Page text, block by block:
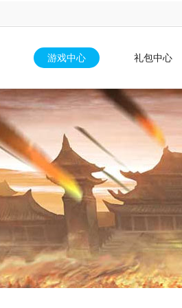
游戏中心 礼包中心